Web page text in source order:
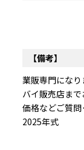
【備考】
業販専門にな
バイ販売店まで
価格などご質問
2025年式